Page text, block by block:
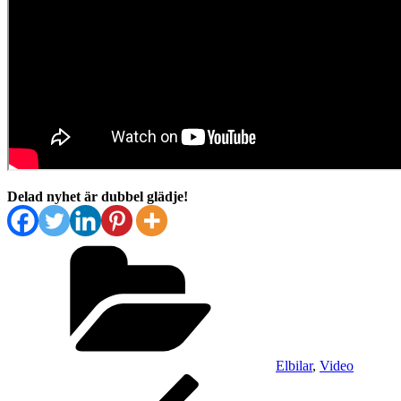
Delad nyhet är dubbel glädje!
Elbilar, Video
Inläggsnavigering